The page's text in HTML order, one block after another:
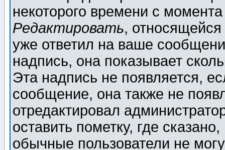
некоторого времени с
Редактировать,
уже ответил на ваше
надпись, она показывает
Эта надпись не появляется,
сообщение, она также не
отредактировал
оставить пометку, где
обычные пользователи не